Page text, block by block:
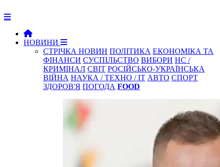
НОВИНИ
СТРІЧКА НОВИН ПОЛІТИКА ЕКОНОМІКА ТА
ФІНАНСИ СУСПІЛЬСТВО ВИБОРИ НС /
КРИМІНАЛ СВІТ РОСІЙСЬКО-УКРАЇНСЬКА
ВІЙНА НАУКА / ТЕХНО / IT АВТО СПОРТ
ЗДОРОВ'Я ПОГОДА FOOD